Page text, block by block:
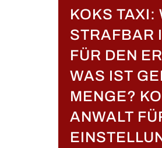
KOKS TAXI:
STRAFBAR
FÜR DEN
WAS IST
MENGE?
ANWALT